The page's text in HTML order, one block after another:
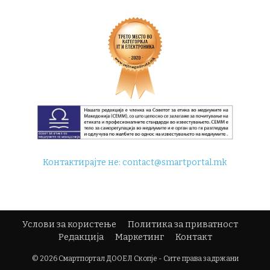
Контактирајте не:contact@smartportal.mk
Услови за користење
Политика за приватност
Редакција
Маркетинг Контакт
© 2026 Смартпортал ДООЕЛ Скопје - Сите права задржани